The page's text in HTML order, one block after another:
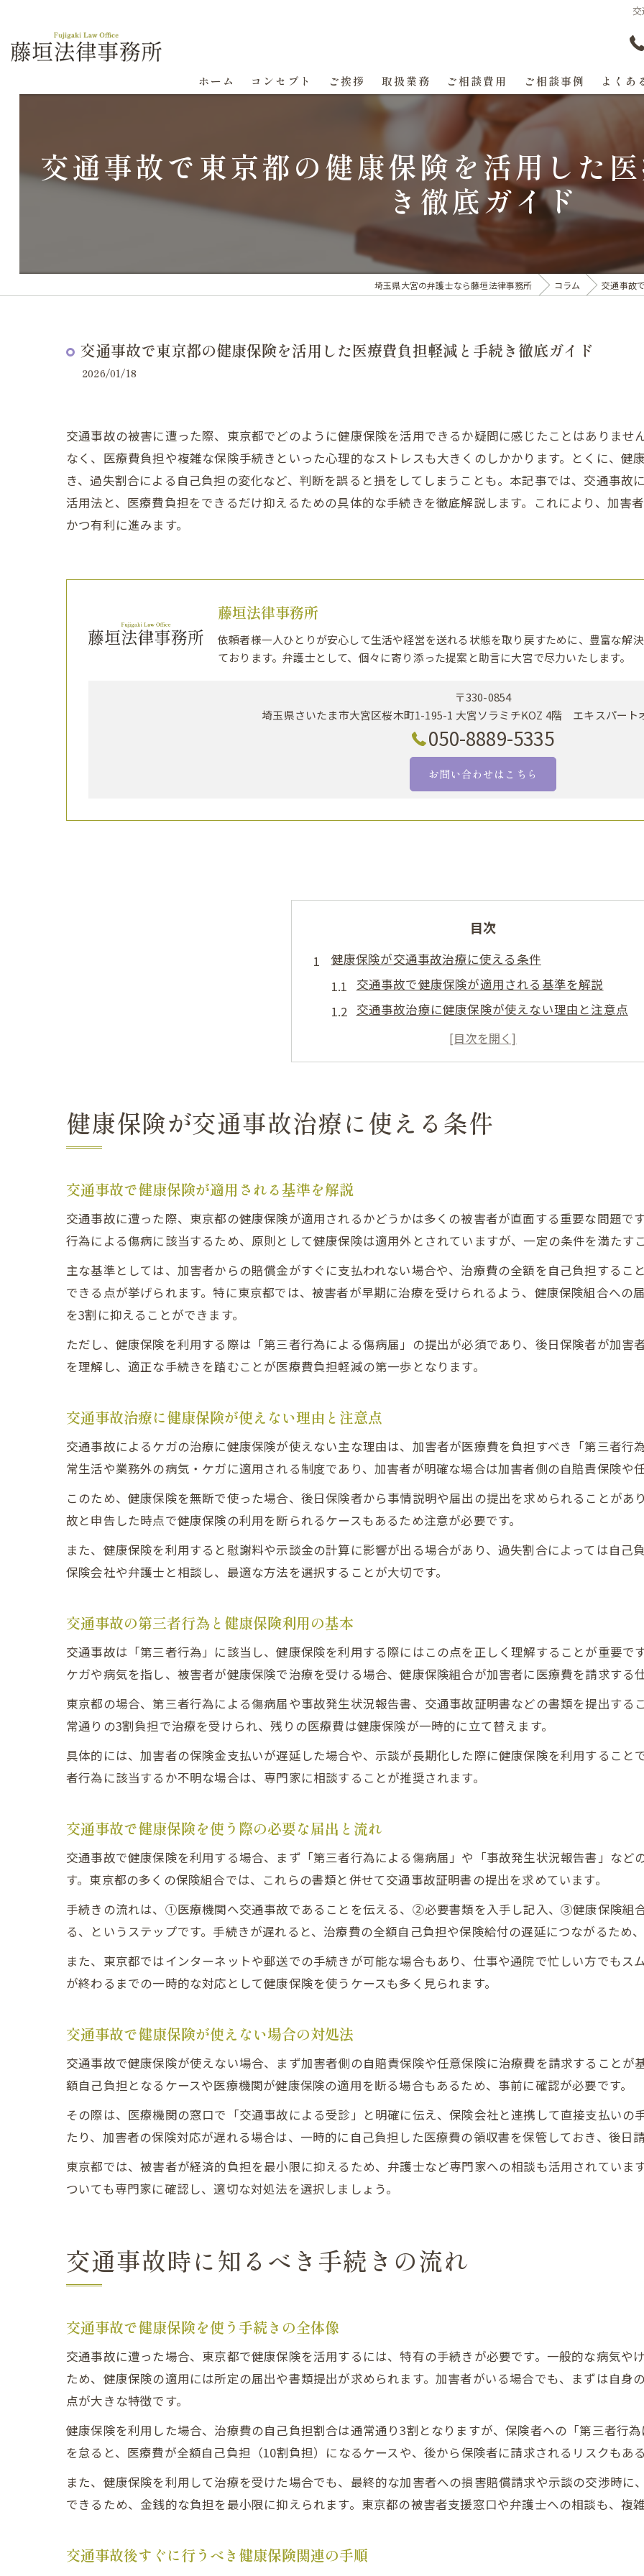
ホーム コンセプト ご挨拶 取扱業務 ご相談費用 ご相談事例 よくあ
交通事故で東京都の健康保険を活用した
き徹底ガイド
埼玉県大宮の弁護士なら藤垣法律事務所 コラム 交通事故
交通事故で東京都の健康保険を活用した医療費負担軽減と手続き徹底ガイド
2026/01/18
交通事故の被害に遭った際、東京都でどのように健康保険を活用できるか疑問に感じたことはありませ
なく、医療費負担や複雑な保険手続きといった心理的なストレスも大きくのしかかります。とくに、健
き、過失割合による自己負担の変化など、判断を誤ると損をしてしまうことも。本記事では、交通事故
活用法と、医療費負担をできるだけ抑えるための具体的な手続きを徹底解説します。これにより、加害
かつ有利に進みます。
藤垣法律事務所
依頼者様一人ひとりが安心して生活や経営を送れる状態を取り戻すために、豊富な解
ております。弁護士として、個々に寄り添った提案と助言に大宮で尽力いたします。
〒330-0854
埼玉県さいたま市大宮区桜木町1-195-1 大宮ソラミチKOZ 4階 エキスパート
050-8889-5335
お問い合わせはこちら
目次
健康保険が交通事故治療に使える条件
交通事故で健康保険が適用される基準を解説
交通事故治療に健康保険が使えない理由と注意点
交通事故の第三者行為と健康保険利用の基本
交通事故で健康保険を使う際の必要な届出と流れ
交通事故時に知るべき手続きの流れ
交通事故で健康保険を使う手続きの全体像
交通事故時に必要な書類と提出時のポイント
交通事故で健康保険を利用する届出の重要性
第三者行為で健康保険を適用する仕組み
交通事故の第三者行為における健康保険の仕組み
第三者行為による交通事故と健康保険申請の注意
交通事故で健康保険を使う際の同意書の提出方法
国民健康保険を交通事故で活用する際の注意点
交通事故で国民健康保険を活用する場合の留意点
交通事故で国民健康保険が使えない理由と対処法
交通事故で国民健康保険を使う際の手続き方法
過失割合が医療費負担に及ぼす影響とは
交通事故の過失割合が示談金額に及ぼす影響
交通事故で医療費10割負担になる場合の実態
交通事故で健康保険が使えない場面と対策
交通事故時の医療費全額自己負担を回避する方法
交通事故の健康保険適用外となる理由を解説
健康保険が交通事故治療に使える条件
交通事故で健康保険が適用される基準を解説
交通事故に遭った際、東京都の健康保険が適用されるかどうかは多くの被害者が直面する重要な問題で
行為による傷病に該当するため、原則として健康保険は適用外とされていますが、一定の条件を満たす
主な基準としては、加害者からの賠償金がすぐに支払われない場合や、治療費の全額を自己負担するこ
できる点が挙げられます。特に東京都では、被害者が早期に治療を受けられるよう、健康保険組合への
を3割に抑えることができます。
ただし、健康保険を利用する際は「第三者行為による傷病届」の提出が必須であり、後日保険者が加害
を理解し、適正な手続きを踏むことが医療費負担軽減の第一歩となります。
交通事故治療に健康保険が使えない理由と注意点
交通事故によるケガの治療に健康保険が使えない主な理由は、加害者が医療費を負担すべき「第三者行
常生活や業務外の病気・ケガに適用される制度であり、加害者が明確な場合は加害者側の自賠責保険や
このため、健康保険を無断で使った場合、後日保険者から事情説明や届出の提出を求められることがあ
故と申告した時点で健康保険の利用を断られるケースもあるため注意が必要です。
また、健康保険を利用すると慰謝料や示談金の計算に影響が出る場合があり、過失割合によっては自己
保険会社や弁護士と相談し、最適な方法を選択することが大切です。
交通事故の第三者行為と健康保険利用の基本
交通事故は「第三者行為」に該当し、健康保険を利用する際にはこの点を正しく理解することが重要で
ケガや病気を指し、被害者が健康保険で治療を受ける場合、健康保険組合が加害者に医療費を請求する
東京都の場合、第三者行為による傷病届や事故発生状況報告書、交通事故証明書などの書類を提出する
常通りの3割負担で治療を受けられ、残りの医療費は健康保険が一時的に立て替えます。
具体的には、加害者の保険金支払いが遅延した場合や、示談が長期化した際に健康保険を利用すること
者行為に該当するか不明な場合は、専門家に相談することが推奨されます。
交通事故で健康保険を使う際の必要な届出と流れ
交通事故で健康保険を利用する場合、まず「第三者行為による傷病届」や「事故発生状況報告書」など
す。東京都の多くの保険組合では、これらの書類と併せて交通事故証明書の提出を求めています。
手続きの流れは、①医療機関へ交通事故であることを伝える、②必要書類を入手し記入、③健康保険組
る、というステップです。手続きが遅れると、治療費の全額自己負担や保険給付の遅延につながるため、
また、東京都ではインターネットや郵送での手続きが可能な場合もあり、仕事や通院で忙しい方でもス
が終わるまでの一時的な対応として健康保険を使うケースも多く見られます。
交通事故で健康保険が使えない場合の対処法
交通事故で健康保険が使えない場合、まず加害者側の自賠責保険や任意保険に治療費を請求することが
額自己負担となるケースや医療機関が健康保険の適用を断る場合もあるため、事前に確認が必要です。
その際は、医療機関の窓口で「交通事故による受診」と明確に伝え、保険会社と連携して直接支払いの
たり、加害者の保険対応が遅れる場合は、一時的に自己負担した医療費の領収書を保管しておき、後日
東京都では、被害者が経済的負担を最小限に抑えるため、弁護士など専門家への相談も活用されていま
ついても専門家に確認し、適切な対処法を選択しましょう。
交通事故時に知るべき手続きの流れ
交通事故で健康保険を使う手続きの全体像
交通事故に遭った場合、東京都で健康保険を活用するには、特有の手続きが必要です。一般的な病気や
ため、健康保険の適用には所定の届出や書類提出が求められます。加害者がいる場合でも、まずは自身
点が大きな特徴です。
健康保険を利用した場合、治療費の自己負担割合は通常通り3割となりますが、保険者への「第三者行
を怠ると、医療費が全額自己負担（10割負担）になるケースや、後から保険者に請求されるリスクもあ
また、健康保険を利用して治療を受けた場合でも、最終的な加害者への損害賠償請求や示談の交渉時に
できるため、金銭的な負担を最小限に抑えられます。東京都の被害者支援窓口や弁護士への相談も、複
交通事故後すぐに行うべき健康保険関連の手順